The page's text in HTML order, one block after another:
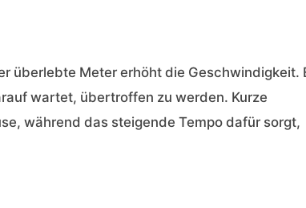
überlebte Meter erhöht die Geschwindigkeit.
wartet, übertroffen zu werden. Kurze
während das steigende Tempo dafür sorgt,